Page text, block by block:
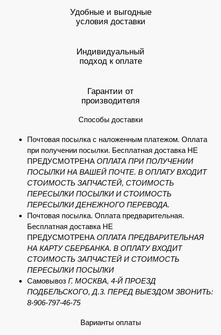
Удобные и выгодные
условия доставки
Индивидуальный
подход к оплате
Гарантии от
производителя
Способы доставки
Почтовая посылка с наложенным платежом. Оплата
при получении посылки. Бесплатная доставка НЕ
ПРЕДУСМОТРЕНА ОПЛАТА ПРИ ПОЛУЧЕНИИ
ПОСЫЛКИ НА ВАШЕЙ ПОЧТЕ. В ОПЛАТУ ВХОДИТ
СТОИМОСТЬ ЗАПЧАСТЕЙ, СТОИМОСТЬ
ПЕРЕСЫЛКИ ПОСЫЛКИ И СТОИМОСТЬ
ПЕРЕСЫЛКИ ДЕНЕЖНОГО ПЕРЕВОДА.
Почтовая посылка. Оплата предварительная.
Бесплатная доставка НЕ
ПРЕДУСМОТРЕНА ОПЛАТА ПРЕДВАРИТЕЛЬНАЯ
НА КАРТУ СБЕРБАНКА. В ОПЛАТУ ВХОДИТ
СТОИМОСТЬ ЗАПЧАСТЕЙ И СТОИМОСТЬ
ПЕРЕСЫЛКИ ПОСЫЛКИ
Самовывоз Г. МОСКВА, 4-Й ПРОЕЗД
ПОДБЕЛЬСКОГО, Д.3. ПЕРЕД ВЫЕЗДОМ ЗВОНИТЬ:
8-906-797-46-75
Варианты оплаты